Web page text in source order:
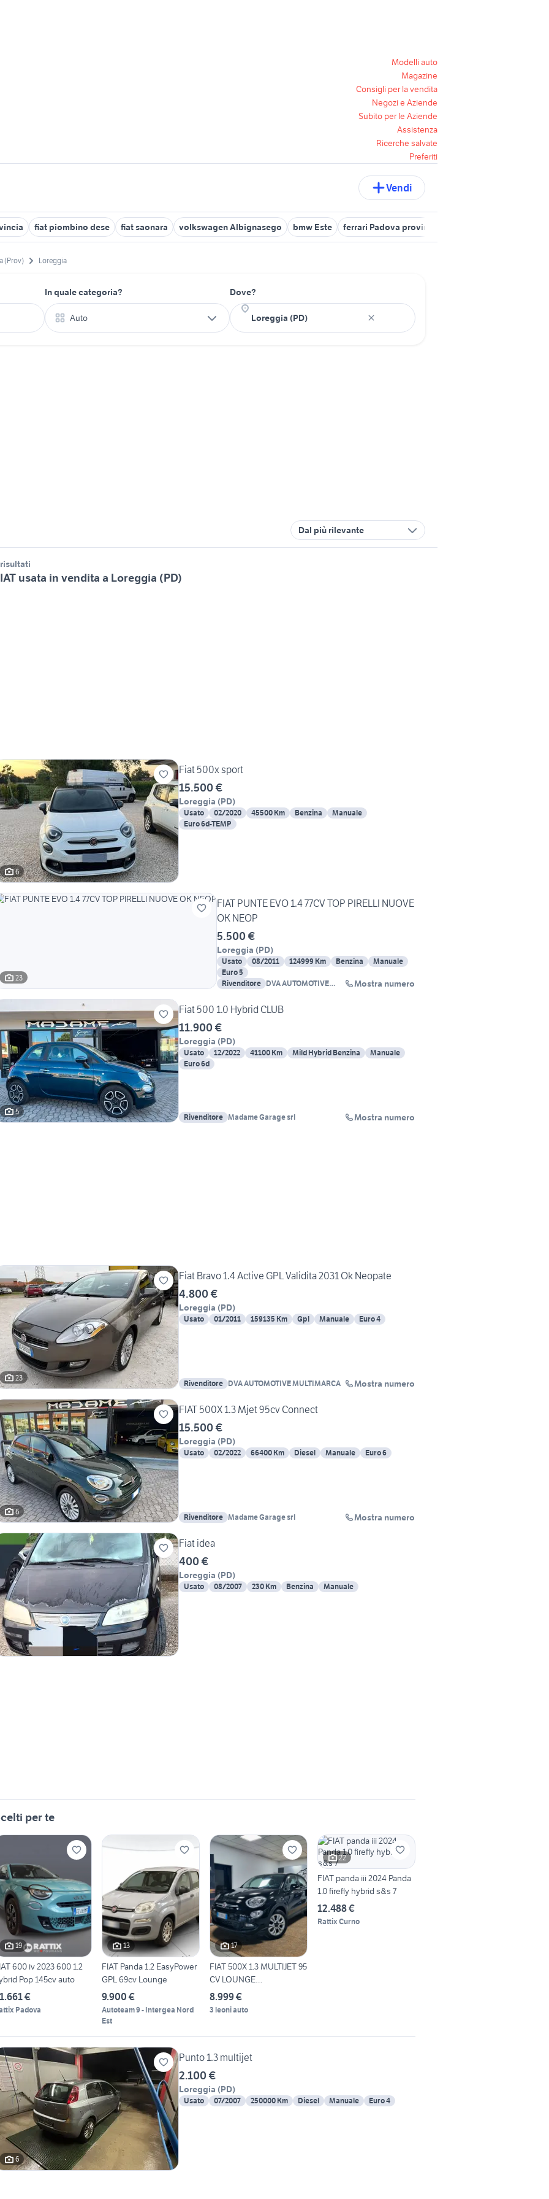
Modelli auto
Magazine
Consigli per la vendita
Negozi e Aziende
Subito per le Aziende
Assistenza
Ricerche salvate
Preferiti
Vendi
fiat piombino dese fiat saonara volkswagen Albignasego bmw Este ferrari Padova provincia
(Prov) Loreggia
In quale categoria?
Auto
Dove?
Dal più rilevante
usata in vendita a Loreggia (PD)
6
Fiat 500x sport
15.500 €
Loreggia (PD)
Usato 02/2020 45500 Km Benzina
Manuale
Euro 6d-TEMP
23
FIAT PUNTE EVO 1.4 77CV TOP PIRELLI NUOVE
OK NEOP
5.500 €
Loreggia (PD)
Usato 08/2011 124999 Km Benzina
Manuale
Euro 5
Rivenditore DVA AUTOMOTIVE
Mostra numero
5
Fiat 500 1.0 Hybrid CLUB
11.900 €
Loreggia (PD)
Usato 12/2022 41100 Km Mild Hybrid Benzina
Manuale
Euro 6d
Rivenditore Madame Garage srl Mostra numero
23
Fiat Bravo 1.4 Active GPL Validita 2031 Ok Neopate
4.800 €
Loreggia (PD)
Usato 01/2011 159135 Km Gpl Manuale Euro 4
Rivenditore DVA AUTOMOTIVE MULTIMARCA Mostra numero
6
FIAT 500X 1.3 Mjet 95cv Connect
15.500 €
Loreggia (PD)
Usato 02/2022 66400 Km Diesel Manuale Euro 6
Rivenditore Madame Garage srl Mostra numero
Fiat idea
400 €
Loreggia (PD)
Usato 08/2007 230 Km Benzina Manuale
per te
19
600 iv 2023 600 1.2
Pop 145cv auto
€
Padova
13
FIAT Panda 1.2 EasyPower
GPL 69cv Lounge
9.900 €
Autoteam 9 - Intergea Nord
Est
17
FIAT 500X 1.3 MULTIJET 95
CV LOUNGE
NEOPATENTATI
8.999 €
3 leoni auto
22
FIAT panda iii 2024 Panda
1.0 firefly hybrid s&s 7
12.488 €
Rattix Curno
6
Punto 1.3 multijet
2.100 €
Loreggia (PD)
Usato 07/2007 250000 Km Diesel Manuale Euro 4